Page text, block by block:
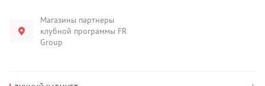
Магазины партнеры
клубной программы FR
Group